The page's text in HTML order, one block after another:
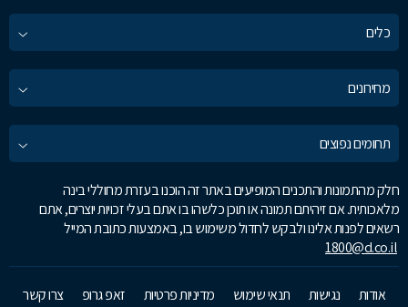
כלים
מחירונים
תחומים נפוצים
חלק מהתמונות והתכנים המופיעים באתר זה הוכנו בעזרת מחוללי בינה
מלאכותית. אם זיהיתם תמונה או תוכן כלשהו בו אתם בעלי זכויות יוצרים, אתם
רשאים לפנות אלינו ולבקש לחדול משימוש בו, באמצעות כתובת המייל
1800@d.co.il
אודות נגישות תנאי שימוש מדיניות פרטיות זאפ גרופ צרו קשר